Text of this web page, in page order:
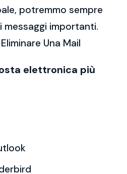
potremmo sempre
importanti.
Una Mail
elettronica più